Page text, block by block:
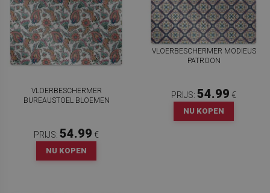
VLOERBESCHERMER
BUREAUSTOEL BLOEMEN
PRIJS: 54.99 €
NU KOPEN
VLOERBESCHERMER MODIEUS
PATROON
PRIJS: 54.99 €
NU KOPEN